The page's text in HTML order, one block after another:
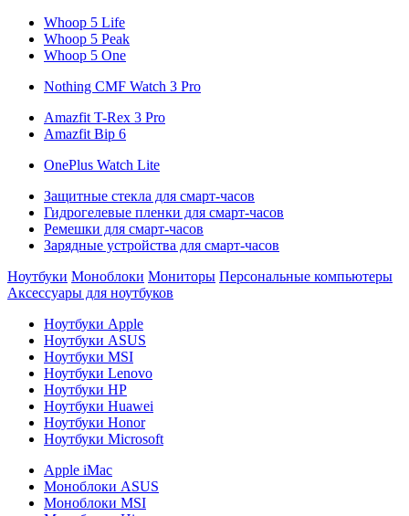
Whoop 5 Life
Whoop 5 Peak
Whoop 5 One
Nothing CMF Watch 3 Pro
Amazfit T-Rex 3 Pro
Amazfit Bip 6
OnePlus Watch Lite
Защитные стекла для смарт-часов
Гидрогелевые пленки для смарт-часов
Ремешки для смарт-часов
Зарядные устройства для смарт-часов
Ноутбуки Моноблоки Мониторы Персональные компьютеры
Аксессуары для ноутбуков
Ноутбуки Apple
Ноутбуки ASUS
Ноутбуки MSI
Ноутбуки Lenovo
Ноутбуки HP
Ноутбуки Huawei
Ноутбуки Honor
Ноутбуки Microsoft
Apple iMac
Моноблоки ASUS
Моноблоки MSI